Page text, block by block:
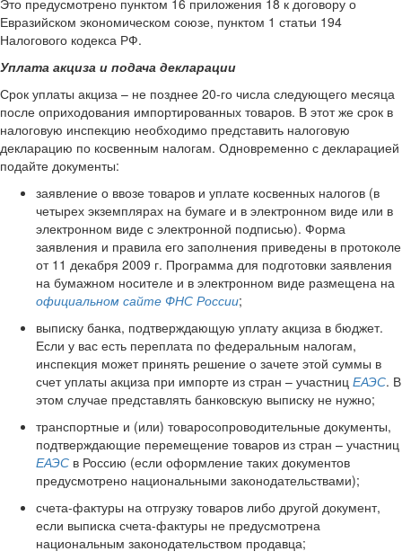
Это предусмотрено пунктом 16 приложения 18 к договору о
Евразийском экономическом союзе, пунктом 1 статьи 194
Налогового кодекса РФ.
Уплата акциза и подача декларации
Срок уплаты акциза – не позднее 20-го числа следующего месяца
после оприходования импортированных товаров. В этот же срок в
налоговую инспекцию необходимо представить налоговую
декларацию по косвенным налогам. Одновременно с декларацией
подайте документы:
заявление о ввозе товаров и уплате косвенных налогов (в
четырех экземплярах на бумаге и в электронном виде или в
электронном виде с электронной подписью). Форма
заявления и правила его заполнения приведены в протоколе
от 11 декабря 2009 г. Программа для подготовки заявления
на бумажном носителе и в электронном виде размещена на
официальном сайте ФНС России;
выписку банка, подтверждающую уплату акциза в бюджет.
Если у вас есть переплата по федеральным налогам,
инспекция может принять решение о зачете этой суммы в
счет уплаты акциза при импорте из стран – участниц ЕАЭС. В
этом случае представлять банковскую выписку не нужно;
транспортные и (или) товаросопроводительные документы,
подтверждающие перемещение товаров из стран – участниц
ЕАЭС в Россию (если оформление таких документов
предусмотрено национальными законодательствами);
счета-фактуры на отгрузку товаров либо другой документ,
если выписка счета-фактуры не предусмотрена
национальным законодательством продавца;